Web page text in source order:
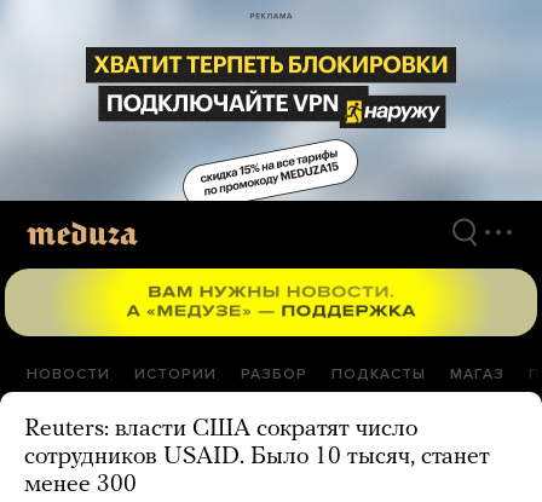
материалам
НОВОСТИ ИСТОРИИ РАЗБОР ПОДКАСТЫ МАГАЗ
Reuters: власти США сократят число
сотрудников USAID. Было 10 тысяч, станет
менее 300